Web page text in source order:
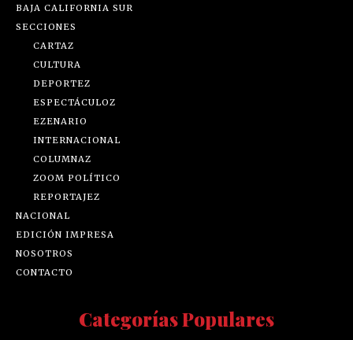
BAJA CALIFORNIA SUR
SECCIONES
CARTAZ
CULTURA
DEPORTEZ
ESPECTÁCULOZ
EZENARIO
INTERNACIONAL
COLUMNAZ
ZOOM POLÍTICO
REPORTAJEZ
NACIONAL
EDICIÓN IMPRESA
NOSOTROS
CONTACTO
Categorías Populares